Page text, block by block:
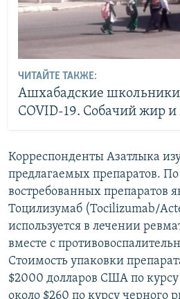
ЧИТАЙТЕ ТАКЖЕ:
Ашхабадские школьники
COVID-19. Собачий жир
Корреспонденты Азатлыка
предлагаемых препаратов.
востребованных препаратов
Тоцилизумаб (Tocilizumab/
используется в лечении
вместе с
Стоимость упаковки
$2000 долларов США по
около $260 по курсу черного